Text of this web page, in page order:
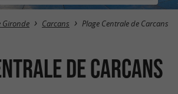
Gironde Carcans Plage Centrale de Carcans
de Carcans